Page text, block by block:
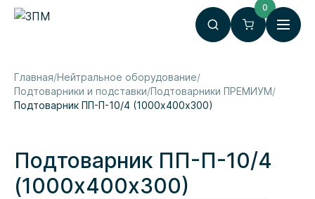
0
Главная Нейтральное оборудование
Подтоварники и подставки Подтоварники ПРЕМИУМ
Подтоварник ПП-П-10/4 (1000х400х300)
Подтоварник ПП-П-10/4
(1000х400х300)